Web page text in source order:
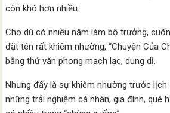
còn khó hơn nhiều.
Cho dù có nhiều năm làm bộ trưởng,
đặt tên rất khiêm nhường, “Chuyện Của
bằng thứ văn phong mạch lạc, dung dị.
Nhưng đấy là sự khiêm nhường trước
những trải nghiệm cá nhân, gia đình, quê